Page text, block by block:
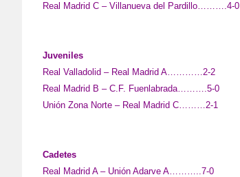
Real Madrid C – Villanueva del Pardillo……….4-0
Juveniles
Real Valladolid – Real Madrid A…………2-2
Real Madrid B – C.F. Fuenlabrada……….5-0
Unión Zona Norte – Real Madrid C………2-1
Cadetes
Real Madrid A – Unión Adarve A………..7-0